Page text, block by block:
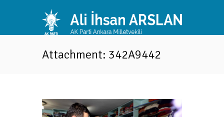
Attachment: 342A9442